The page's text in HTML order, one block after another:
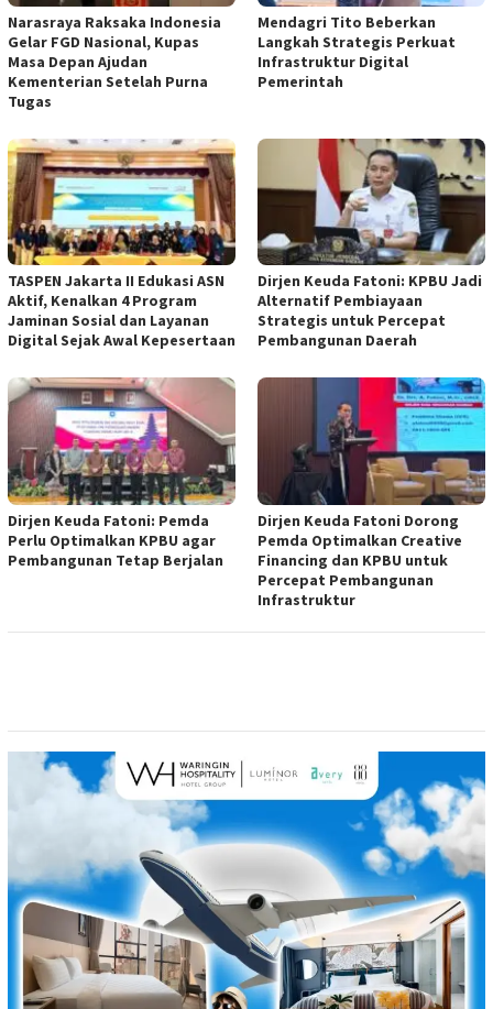
Narasraya Raksaka Indonesia
Gelar FGD Nasional, Kupas
Masa Depan Ajudan
Kementerian Setelah Purna
Tugas
Mendagri Tito Beberkan
Langkah Strategis Perkuat
Infrastruktur Digital
Pemerintah
TASPEN Jakarta II Edukasi ASN
Aktif, Kenalkan 4 Program
Jaminan Sosial dan Layanan
Digital Sejak Awal Kepesertaan
Dirjen Keuda Fatoni: KPBU Jadi
Alternatif Pembiayaan
Strategis untuk Percepat
Pembangunan Daerah
Dirjen Keuda Fatoni: Pemda
Perlu Optimalkan KPBU agar
Pembangunan Tetap Berjalan
Dirjen Keuda Fatoni Dorong
Pemda Optimalkan Creative
Financing dan KPBU untuk
Percepat Pembangunan
Infrastruktur